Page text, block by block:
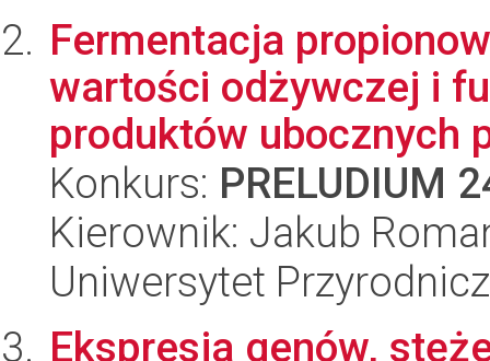
Fermentacja
wartości odżywczej i
produktów ubocznych
Konkurs: PRELUDIUM
Kierownik: Jakub
Uniwersytet
Ekspresja genów,